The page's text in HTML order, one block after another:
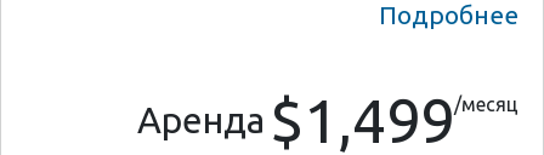
Подробнее
Аренда $1,499/месяц